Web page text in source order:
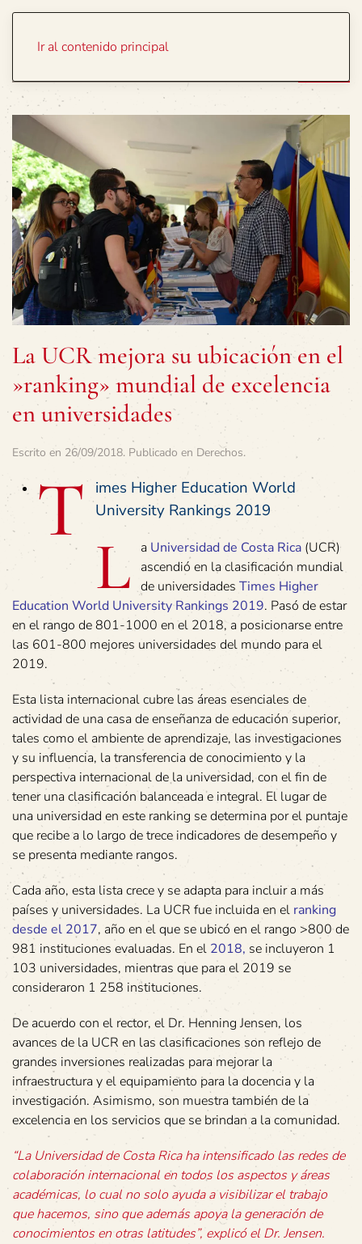
Ir al contenido principal
La UCR mejora su ubicación en el
»ranking» mundial de excelencia
en universidades
Escrito en 26/09/2018. Publicado en Derechos.
T
imes Higher Education World
University Rankings 2019
L a Universidad de Costa Rica (UCR)
ascendió en la clasificación mundial
de universidades Times Higher
Education World University Rankings 2019. Pasó de estar
en el rango de 801-1000 en el 2018, a posicionarse entre
las 601-800 mejores universidades del mundo para el
2019.
Esta lista internacional cubre las áreas esenciales de
actividad de una casa de enseñanza de educación superior,
tales como el ambiente de aprendizaje, las investigaciones
y su influencia, la transferencia de conocimiento y la
perspectiva internacional de la universidad, con el fin de
tener una clasificación balanceada e integral. El lugar de
una universidad en este ranking se determina por el puntaje
que recibe a lo largo de trece indicadores de desempeño y
se presenta mediante rangos.
Cada año, esta lista crece y se adapta para incluir a más
países y universidades. La UCR fue incluida en el ranking
desde el 2017, año en el que se ubicó en el rango >800 de
981 instituciones evaluadas. En el 2018, se incluyeron 1
103 universidades, mientras que para el 2019 se
consideraron 1 258 instituciones.
De acuerdo con el rector, el Dr. Henning Jensen, los
avances de la UCR en las clasificaciones son reflejo de
grandes inversiones realizadas para mejorar la
infraestructura y el equipamiento para la docencia y la
investigación. Asimismo, son muestra también de la
excelencia en los servicios que se brindan a la comunidad.
“La Universidad de Costa Rica ha intensificado las redes de
colaboración internacional en todos los aspectos y áreas
académicas, lo cual no solo ayuda a visibilizar el trabajo
que hacemos, sino que además apoya la generación de
conocimientos en otras latitudes”, explicó el Dr. Jensen.